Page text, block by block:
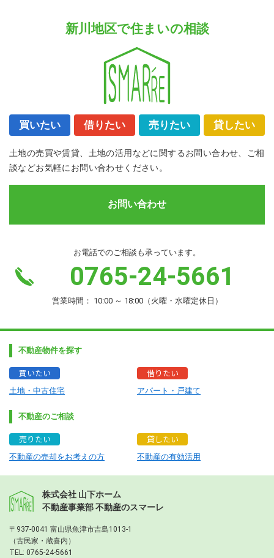
新川地区で住まいの相談
買いたい 借りたい 売りたい 貸したい
土地の売買や賃貸、土地の活用などに関するお問い合わせ、ご相
談などお気軽にお問い合わせください。
お問い合わせ
お電話でのご相談も承っています。
0765-24-5661
営業時間： 10:00 ～ 18:00（火曜・水曜定休日）
不動産物件を探す
買いたい
土地・中古住宅
借りたい
アパート・戸建て
不動産のご相談
売りたい
不動産の売却をお考えの方
貸したい
不動産の有効活用
株式会社 山下ホーム
不動産事業部 不動産のスマーレ
〒937-0041 富山県魚津市吉島1013-1
（古民家・蔵喜内）
TEL: 0765-24-5661